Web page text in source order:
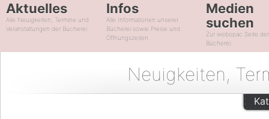
Aktuelles
Alle Neuigkeiten, Termine und
Veranstaltungen der Bücherei
Infos
Alle Informationen unserer
Bücherei sowie Preise und
Öffnungszeiten
Medien
suchen
Zur webopac Seite der
Bücherei.
Neuigkeiten,